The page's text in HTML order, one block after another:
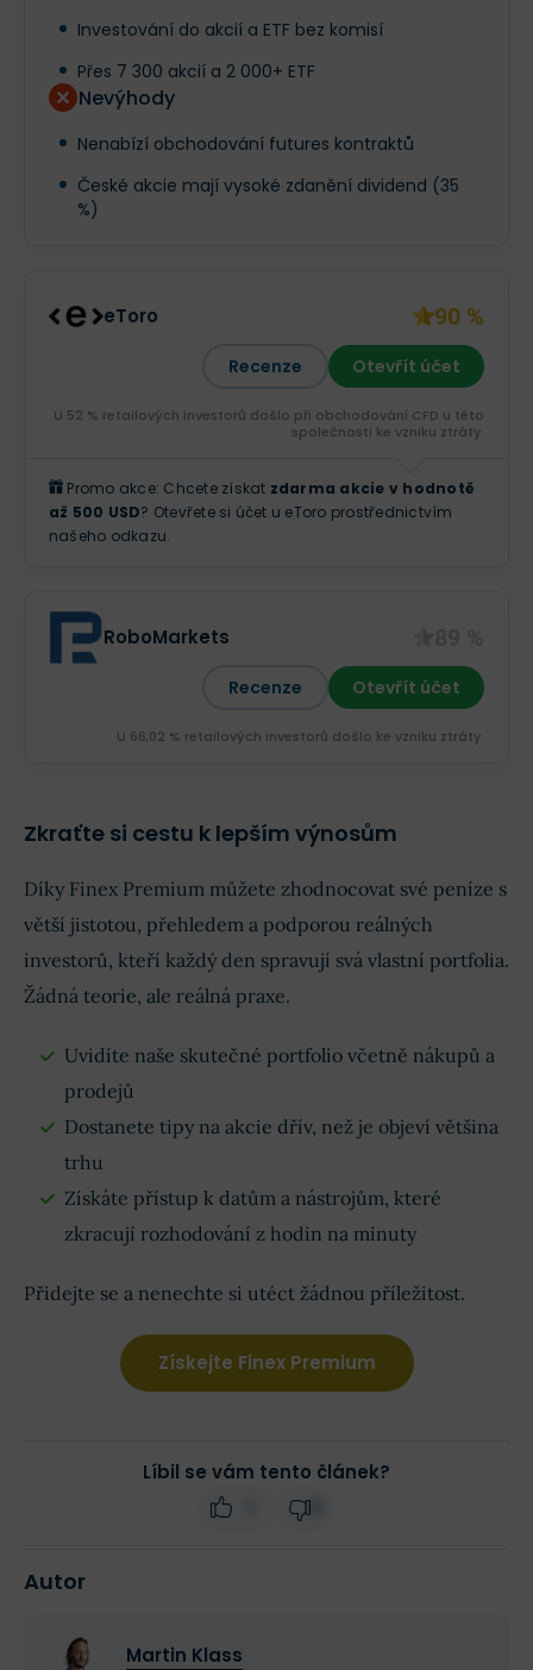
Investování do akcií a ETF bez komisí
Přes 7 300 akcií a 2 000+ ETF
Nevýhody
Nenabízí obchodování futures kontraktů
České akcie mají vysoké zdanění dividend (35
%)
eToro 90 %
Recenze Otevřít účet
U 52 % retailových investorů došlo při obchodování CFD u této
společnosti ke vzniku ztráty.
Promo akce: Chcete získat zdarma akcie v hodnotě
až 500 USD? Otevřete si účet u eToro prostřednictvím
našeho odkazu.
RoboMarkets
Recenze Otevřít účet
U 66,02 % retailových investorů došlo ke vzniku ztráty.
Zkraťte si cestu k lepším výnosům
Díky Finex Premium můžete zhodnocovat své peníze s
větší jistotou, přehledem a podporou reálných
investorů, kteří každý den spravují svá vlastní portfolia.
Žádná teorie, ale reálná praxe.
Uvidíte naše skutečné portfolio včetně nákupů a
prodejů
Dostanete tipy na akcie dřív, než je objeví většina
trhu
Získáte přístup k datům a nástrojům, které
zkracují rozhodování z hodin na minuty
Přidejte se a nenechte si utéct žádnou příležitost.
Získejte Finex Premium
Líbil se vám tento článek?
Autor
Martin Klass